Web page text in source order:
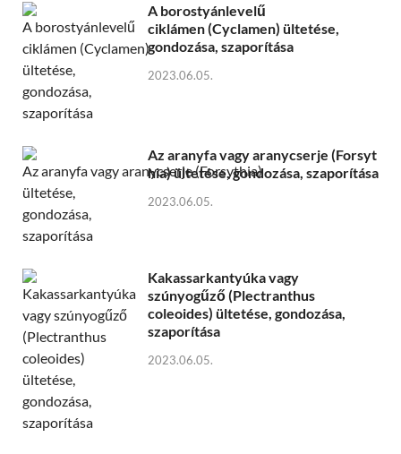
A borostyánlevelű
ciklámen (Cyclamen) ültetése,
gondozása, szaporítása
2023.06.05.
Az aranyfa vagy aranycserje (Forsyt
hia) ültetése, gondozása, szaporítása
2023.06.05.
Kakassarkantyúka vagy
szúnyogűző (Plectranthus
coleoides) ültetése, gondozása,
szaporítása
2023.06.05.